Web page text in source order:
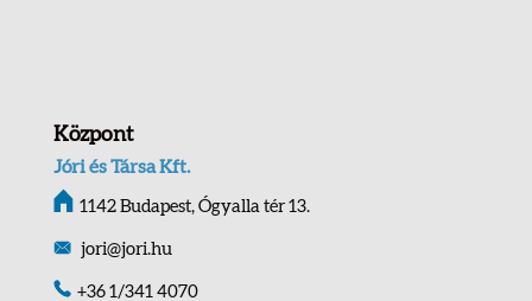
Központ
Jóri és Társa Kft.
1142 Budapest, Ógyalla tér 13.
jori@jori.hu
+36 1/341 4070